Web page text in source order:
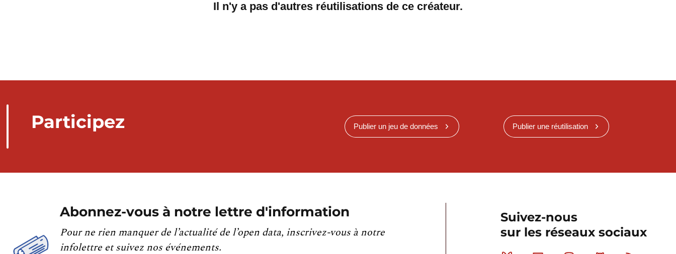
Il n'y a pas d'autres réutilisations de ce créateur.
Participez Publier un jeu de données Publier une réutilisation
Abonnez-vous à notre lettre d'information
Pour ne rien manquer de l’actualité de l’open data, inscrivez-vous à notre
infolettre et suivez nos événements.
Suivez-nous
sur les réseaux sociaux